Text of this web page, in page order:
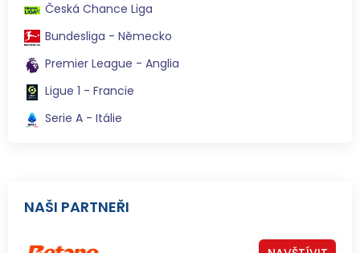
Česká Chance Liga
Bundesliga - Německo
Premier League - Anglia
Ligue 1 - Francie
Serie A - Itálie
NAŠI PARTNEŘI